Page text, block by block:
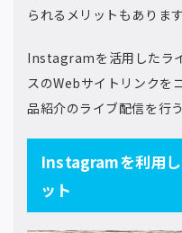
られるメリットもあります
Instagramを活用したラ
スのWebサイトリンクを
品紹介のライブ配信を行
Instagramを利用し
ット